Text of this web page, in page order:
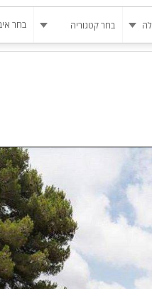
בחר